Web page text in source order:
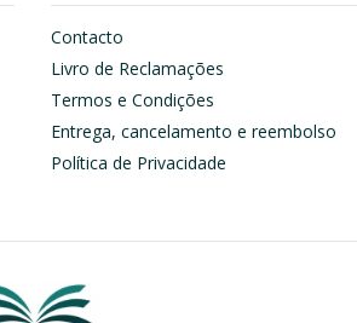
Contacto
Livro de Reclamações
Termos e Condições
Entrega, cancelamento e reembolso
Política de Privacidade